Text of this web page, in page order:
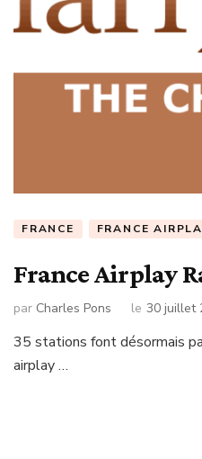
FRANCE FRANCE
France Airplay
par Charles Pons le 30 juillet
35 stations font désormais
airplay …